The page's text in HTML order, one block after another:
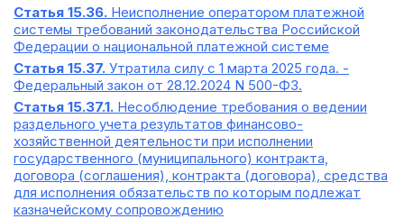
Статья 15.36. Неисполнение оператором платежной
системы требований законодательства Российской
Федерации о национальной платежной системе
Статья 15.37. Утратила силу с 1 марта 2025 года. -
Федеральный закон от 28.12.2024 N 500-ФЗ.
Статья 15.37.1. Несоблюдение требования о ведении
раздельного учета результатов финансово-
хозяйственной деятельности при исполнении
государственного (муниципального) контракта,
договора (соглашения), контракта (договора), средства
для исполнения обязательств по которым подлежат
казначейскому сопровождению